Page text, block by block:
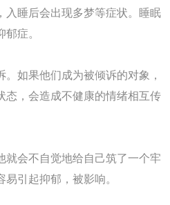
入睡后会出现多梦等症状。睡眠
症。
如果他们成为被倾诉的对象，
态，会造成不健康的情绪相互传
会不自觉地给自己筑了一个牢
引起抑郁，被影响。
在线咨询 预约挂号